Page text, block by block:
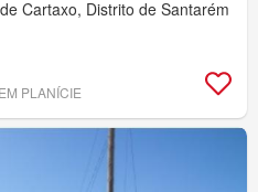
Cartaxo, Distrito de Santarém
PLANÍCIE